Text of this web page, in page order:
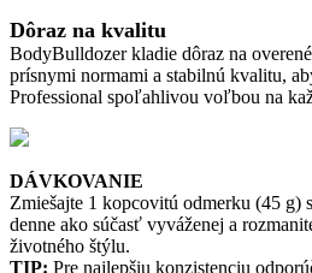
Dôraz na kvalitu
BodyBulldozer kladie dôraz na
prísnymi normami a stabilnú kvalitu,
Professional spoľahlivou voľbou na
DÁVKOVANIE
Zmiešajte 1 kopcovitú odmerku (45 g)
denne ako súčasť vyváženej a
životného štýlu.
TIP: Pre najlepšiu konzistenciu